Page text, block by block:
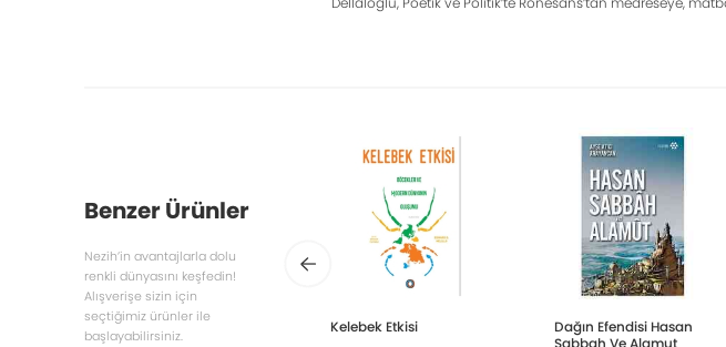
Benzer Ürünler
Nezih’in avantajlarla dolu
renkli dünyasını keşfedin!
Alışverişe sizin için
seçtiğimiz ürünler ile
başlayabilirsiniz.
Kelebek Etkisi
Dağın Efendisi Hasan